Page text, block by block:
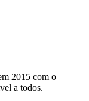
2015 com o
a todos.